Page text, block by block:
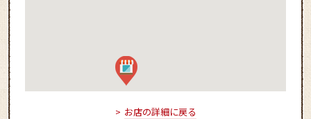
お店の詳細に戻る